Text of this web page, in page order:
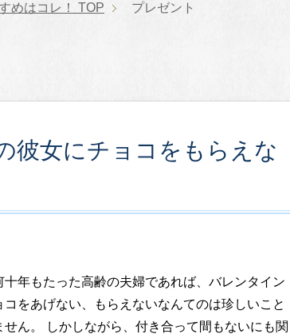
めはコレ！ TOP プレゼント
彼女にチョコをもらえな
十年もたった高齢の夫婦であれば、バレンタイン
コをあげない、もらえないなんてのは珍しいこと
せん。 しかしながら、付き合って間もないにも関